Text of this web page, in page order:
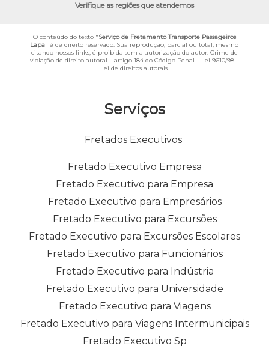
Serviços
Fretados Executivos
Fretado Executivo Empresa
Fretado Executivo para Empresa
Fretado Executivo para Empresários
Fretado Executivo para Excursões
Fretado Executivo para Excursões Escolares
Fretado Executivo para Funcionários
Fretado Executivo para Indústria
Fretado Executivo para Universidade
Fretado Executivo para Viagens
Fretado Executivo para Viagens Intermunicipais
Fretado Executivo Sp
Verifique as regiões que atendemos
O conteúdo do texto "Serviço de Fretamento Transporte Passageiros
Lapa" é de direito reservado. Sua reprodução, parcial ou total, mesmo
citando nossos links, é proibida sem a autorização do autor. Crime de
violação de direito autoral – artigo 184 do Código Penal – Lei 9610/98 -
Lei de direitos autorais.